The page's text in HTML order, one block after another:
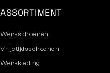
ASSORTIMENT
Werkschoenen
Vrijetijdsschoenen
Werkkleding